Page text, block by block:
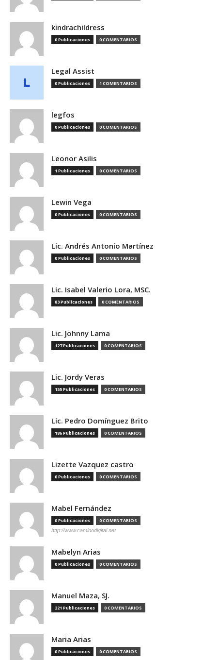
kindrachildress
0 Publicaciones 0 COMENTARIOS
Legal Assist
0 Publicaciones 1 COMENTARIOS
legfos
0 Publicaciones 0 COMENTARIOS
Leonor Asilis
1 Publicaciones 0 COMENTARIOS
Lewin Vega
0 Publicaciones 0 COMENTARIOS
Lic. Andrés Antonio Martínez
0 Publicaciones 0 COMENTARIOS
Lic. Isabel Valerio Lora, MSC.
83 Publicaciones 0 COMENTARIOS
Lic. Johnny Lama
127 Publicaciones 0 COMENTARIOS
Lic. Jordy Veras
155 Publicaciones 0 COMENTARIOS
Lic. Pedro Domínguez Brito
186 Publicaciones 0 COMENTARIOS
Lizette Vazquez castro
0 Publicaciones 0 COMENTARIOS
Mabel Fernández
0 Publicaciones 0 COMENTARIOS
http://www.caminodigital.net
Mabelyn Arias
0 Publicaciones 0 COMENTARIOS
Manuel Maza, SJ.
221 Publicaciones 0 COMENTARIOS
Maria Arias
0 Publicaciones 0 COMENTARIOS